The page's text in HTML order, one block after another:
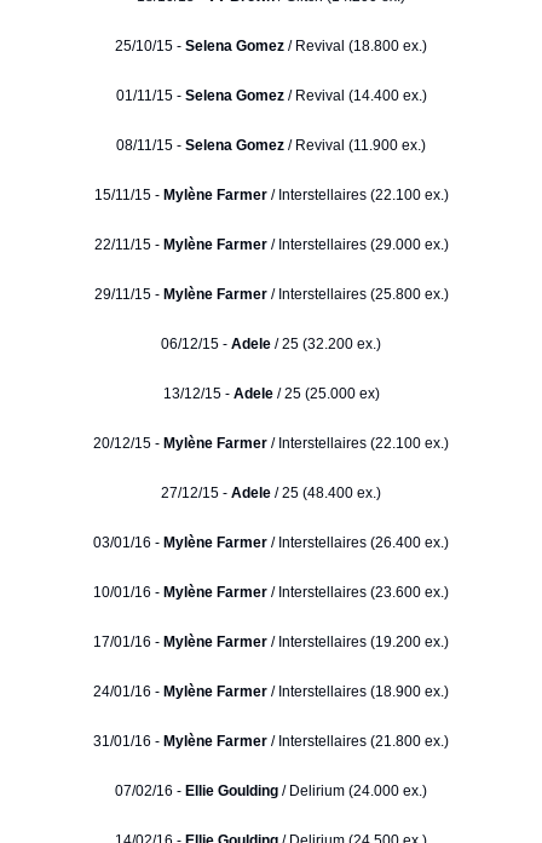
25/10/15 - Selena Gomez / Revival (18.800 ex.)
01/11/15 - Selena Gomez/ Revival (14.400 ex.)
08/11/15 - Selena Gomez / Revival (11.900 ex.)
15/11/15 - Mylène Farmer/ Interstellaires (22.100 ex.)
22/11/15 - Mylène Farmer/ Interstellaires (29.000 ex.)
29/11/15 - Mylène Farmer/ Interstellaires (25.800 ex.)
06/12/15 - Adele / 25 (32.200 ex.)
13/12/15 - Adele / 25 (25.000 ex)
20/12/15 - Mylène Farmer / Interstellaires (22.100 ex.)
27/12/15 - Adele / 25 (48.400 ex.)
03/01/16 - Mylène Farmer / Interstellaires (26.400 ex.)
10/01/16 - Mylène Farmer / Interstellaires (23.600 ex.)
17/01/16 - Mylène Farmer / Interstellaires (19.200 ex.)
24/01/16 - Mylène Farmer / Interstellaires (18.900 ex.)
31/01/16 - Mylène Farmer / Interstellaires (21.800 ex.)
07/02/16 - Ellie Goulding / Delirium (24.000 ex.)